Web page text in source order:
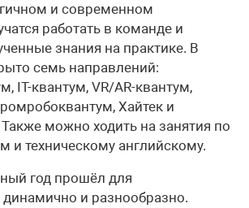
и современном
работать в команде и
знания на практике. В
семь направлений:
IT-квантум, VR/AR-квантум,
Хайтек и
можно ходить на занятия по
и техническому английскому.
год прошёл для
и разнообразно.